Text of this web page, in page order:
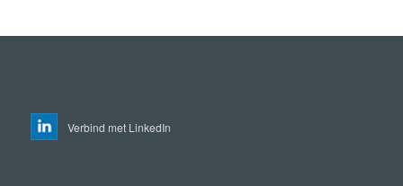
Verbind met LinkedIn